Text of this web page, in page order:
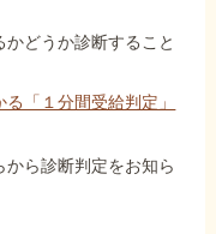
どうか診断すること
「１分間受給判定」
から診断判定をお知ら